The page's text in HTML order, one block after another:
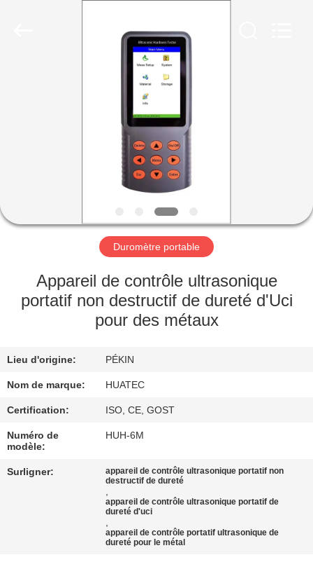
DE
NOUS
VISITE
D'USINE
DE
QUALITÉ
CONTACTEZ-
NOUS
DEMANDEZ
Duromètre portable
Appareil de contrôle ultrasonique
portatif non destructif de dureté d'Uci
pour des métaux
Lieu d'origine: PÉKIN
Nom de marque: HUATEC
Certification: ISO, CE, GOST
Numéro de
modèle:
HUH-6M
Surligner:
appareil de contrôle ultrasonique portatif non
destructif de dureté
,
appareil de contrôle ultrasonique portatif de
dureté d'uci
,
appareil de contrôle portatif ultrasonique de
dureté pour le métal